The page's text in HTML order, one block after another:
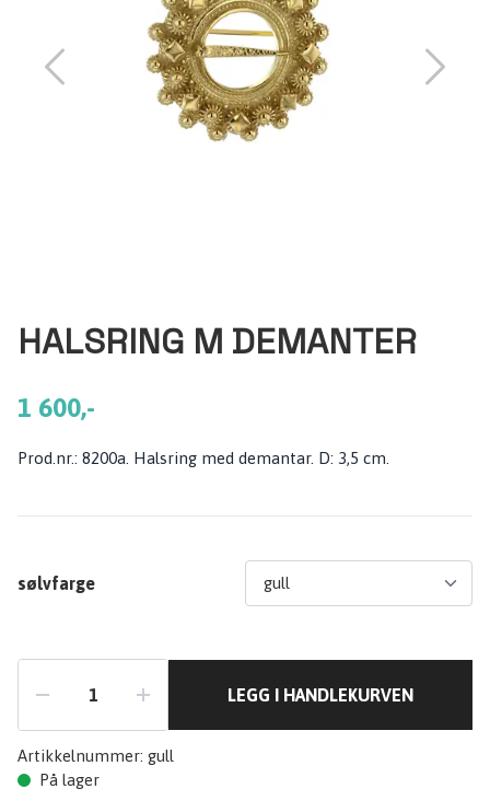
HALSRING M DEMANTER
1 600,-
Prod.nr.: 8200a. Halsring med demantar. D: 3,5 cm.
sølvfarge
LEGG I HANDLEKURVEN
Artikkelnummer: gull
På lager